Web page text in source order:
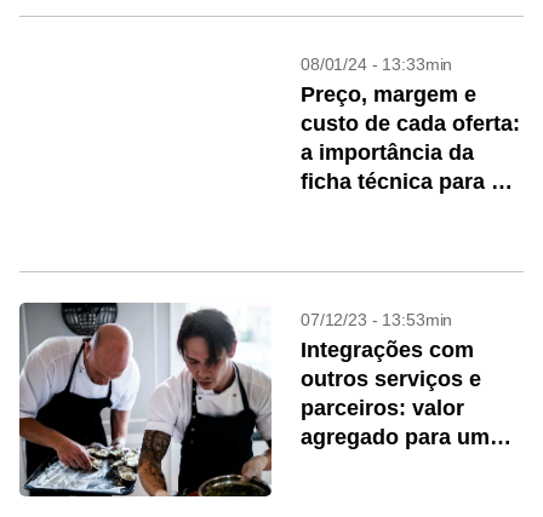
automação
08/01/24 - 13:33min
Preço, margem e
custo de cada oferta:
a importância da
ficha técnica para a
07/12/23 - 13:53min
Integrações com
outros serviços e
parceiros: valor
agregado para um